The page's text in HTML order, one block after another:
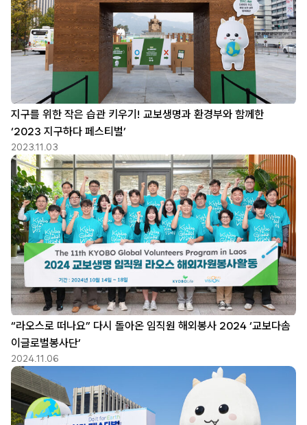
지구를 위한 작은 습관 키우기! 교보생명과 환경부와 함께한
‘2023 지구하다 페스티벌’
2023.11.03
“라오스로 떠나요” 다시 돌아온 임직원 해외봉사 2024 ‘교보다솜
이글로벌봉사단’
2024.11.06